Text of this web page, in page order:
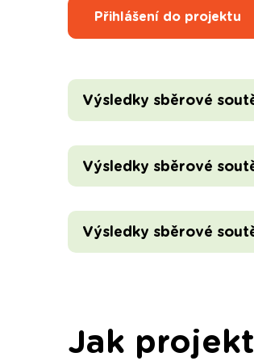
Přihlášení do projektu
Výsledky sběrové
Výsledky sběrové
Výsledky sběrové
Jak